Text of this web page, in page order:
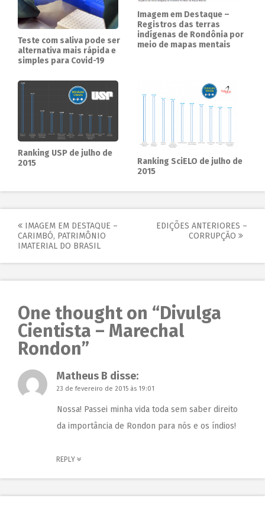
Teste com saliva pode ser
alternativa mais rápida e
simples para Covid-19
Imagem em Destaque –
Registros das terras
indígenas de Rondônia por
meio de mapas mentais
Ranking USP de julho de
2015
Ranking SciELO de julho de
2015
IMAGEM EM DESTAQUE –
CARIMBÓ, PATRIMÔNIO
IMATERIAL DO BRASIL
EDIÇÕES ANTERIORES –
CORRUPÇÃO
One thought on “Divulga
Cientista – Marechal
Rondon”
Matheus B disse:
23 de fevereiro de 2015 às 19:01
Nossa! Passei minha vida toda sem saber direito
da importância de Rondon para nós e os índios!
REPLY